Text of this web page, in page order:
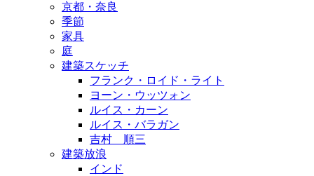
京都・奈良
季節
家具
庭
建築スケッチ
フランク・ロイド・ライト
ヨーン・ウッツォン
ルイス・カーン
ルイス・バラガン
吉村 順三
建築放浪
インド